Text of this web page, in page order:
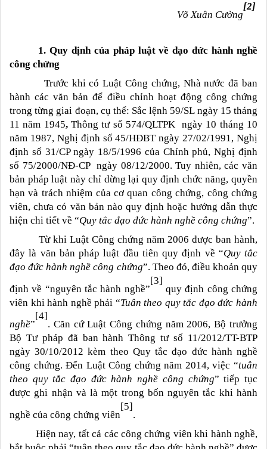
Võ Xuân Cường
[2]
1. Quy định của pháp luật về đạo đức hành nghề
công chứng
Trước khi có Luật Công chứng,Nhà nước đã ban
hành các văn bản để điều chỉnh hoạt động công chứng
trong từng giai đoạn, cụ thể: Sắc lệnh 59/SL ngày 15 tháng
11 năm 1945,Thông tư số 574/QLTPK ngày 10 tháng 10
năm 1987, Nghị định số 45/HĐBT ngày 27/02/1991, Nghị
định số 31/CP ngày 18/5/1996 của Chính phủ, Nghị định
số 75/2000/NĐ-CP ngày 08/12/2000. Tuy nhiên, các văn
bản pháp luật này chỉ dừng lại quy định chức năng, quyền
hạn và trách nhiệm của cơ quan công chứng, công chứng
viên, chưa có văn bản nào quy định hoặc hướng dẫn thực
hiện chi tiết về “Quy tắc đạo đức hành nghề công chứng”.
Từ khi Luật Công chứng năm 2006 được ban hành,
đây là văn bản pháp luật đầu tiên quy định về “Quy tắc
đạo đức hành nghề công chứng”. Theo đó, điều khoản quy
định về “nguyên tắc hành nghề”
[3]
quy định công chứng
viên khi hành nghề phải “Tuân theo quy tắc đạo đức hành
nghề”
[4]
. Căn cứ Luật Công chứng năm 2006, Bộ trưởng
Bộ Tư pháp đã ban hành Thông tư số 11/2012/TT-BTP
ngày 30/10/2012 kèm theo Quy tắc đạo đức hành nghề
công chứng. Đến Luật Công chứng năm 2014, việc “tuân
theo quy tắc đạo đức hành nghề công chứng” tiếp tục
được ghi nhận và là một trong bốn nguyên tắc khi hành
nghề của công chứng viên
[5]
.
Hiện nay, tất cả các công chứng viên khi hành nghề,